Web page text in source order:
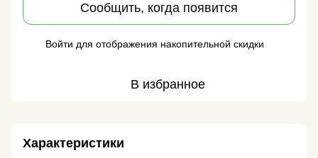
Сообщить, когда появится
Войти для отображения накопительной скидки
В избранное
Характеристики